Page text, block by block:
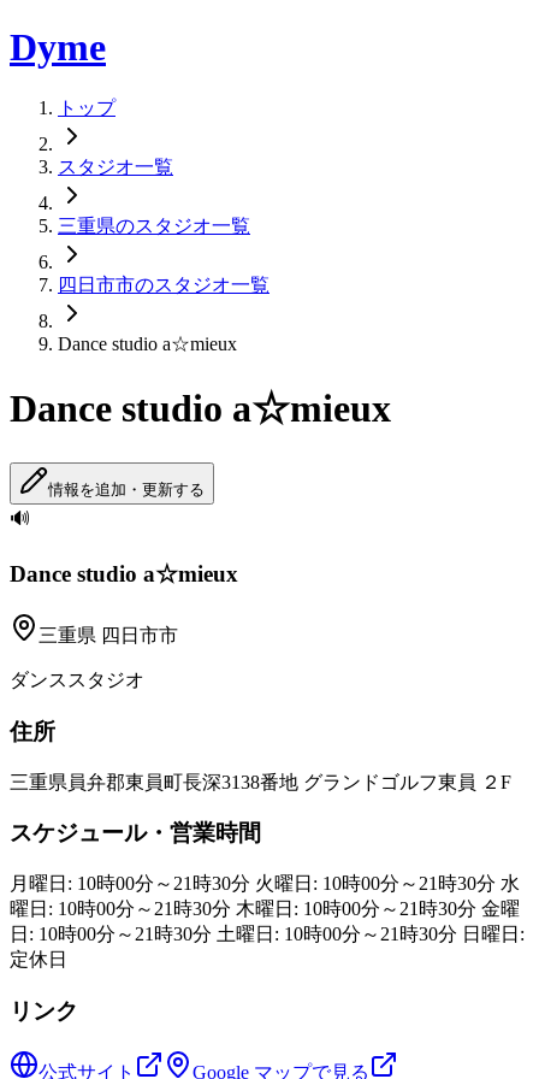
Dyme
トップ
スタジオ一覧
三重県のスタジオ一覧
四日市市のスタジオ一覧
Dance studio a☆mieux
Dance studio a☆mieux
情報を追加・更新する
🔊
Dance studio a☆mieux
三重県 四日市市
ダンススタジオ
住所
三重県員弁郡東員町長深3138番地 グランドゴルフ東員 ２F
スケジュール・営業時間
月曜日: 10時00分～21時30分 火曜日: 10時00分～21時30分 水
曜日: 10時00分～21時30分 木曜日: 10時00分～21時30分 金曜
日: 10時00分～21時30分 土曜日: 10時00分～21時30分 日曜日:
定休日
リンク
公式サイト Google マップで見る